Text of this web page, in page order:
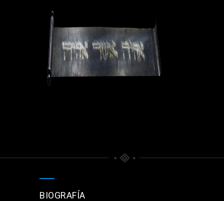
BIOGRAFÍA